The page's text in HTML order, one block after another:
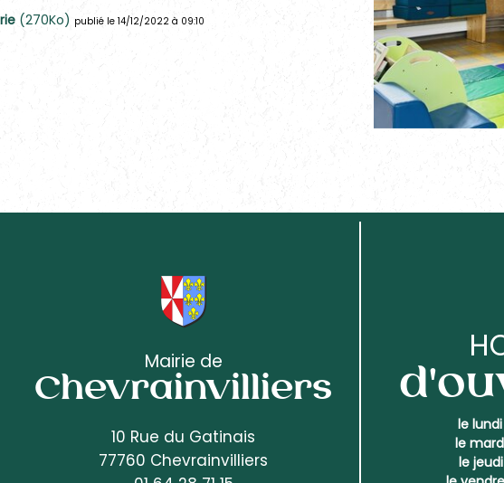
(270Ko) publié le 14/12/2022 à 09:10
Mairie de
Chevrainvilliers
10 Rue du Gatinais
77760 Chevrainvilliers
le
le
le